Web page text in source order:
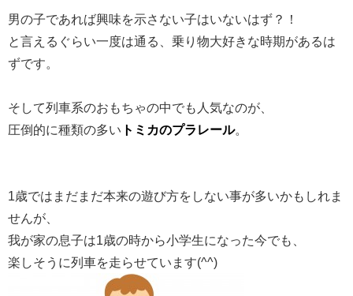
男の子であれば興味を示さない子はいないはず？！
と言えるぐらい一度は通る、乗り物大好きな時期があるは
ずです。
そして列車系のおもちゃの中でも人気なのが、
圧倒的に種類の多い トミカのプラレール。
1歳ではまだまだ本来の遊び方をしない事が多いかもしれま
せんが、
我が家の息子は1歳の時から小学生になった今でも、
楽しそうに列車を走らせています(^^)